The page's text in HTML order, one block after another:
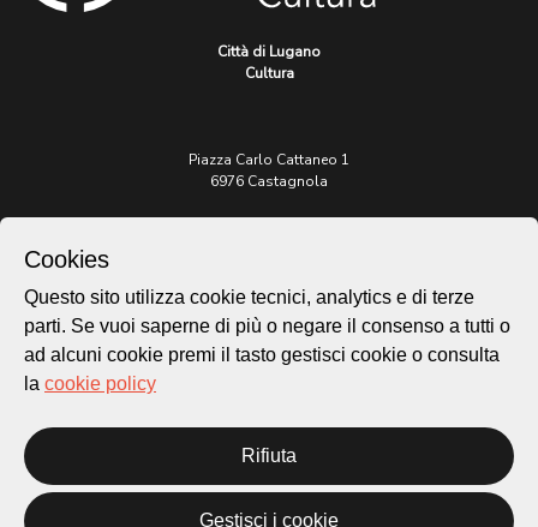
Città di Lugano
Cultura
Piazza Carlo Cattaneo 1
6976 Castagnola
patrimonio@lugano.ch
t. +41 58 866 68 50
Sito istituzionale:
Privacy Policy
Credits
Homepage
Cookies
Questo sito utilizza cookie tecnici, analytics e di terze
parti. Se vuoi saperne di più o negare il consenso a tutti o
ad alcuni cookie premi il tasto gestisci cookie o consulta
la cookie policy
Rifiuta
Gestisci i cookie